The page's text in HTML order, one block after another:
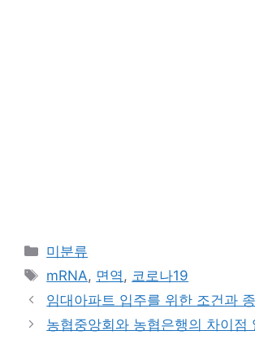
Categories
미분류
Tags
mRNA, 면역 , 코로나19
임대아파트 입주를 위한 조건과
농협중앙회와 농협은행의 차이점